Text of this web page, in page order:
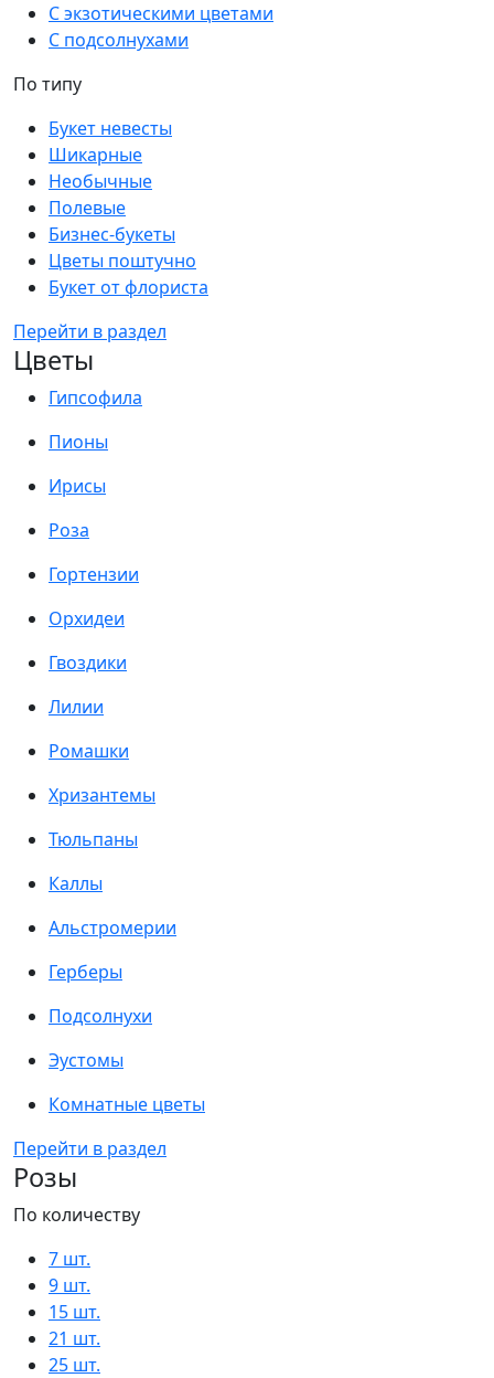
С экзотическими цветами
С подсолнухами
По типу
Букет невесты
Шикарные
Необычные
Полевые
Бизнес-букеты
Цветы поштучно
Букет от флориста
Перейти в раздел
Цветы
Гипсофила
Пионы
Ирисы
Роза
Гортензии
Орхидеи
Гвоздики
Лилии
Ромашки
Хризантемы
Тюльпаны
Каллы
Альстромерии
Герберы
Подсолнухи
Эустомы
Комнатные цветы
Перейти в раздел
Розы
По количеству
7 шт.
9 шт.
15 шт.
21 шт.
25 шт.